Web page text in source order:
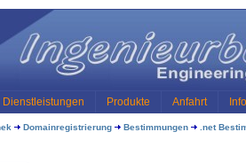
Dienstleistungen Produkte Anfahrt
Domainregistrierung Bestimmungen .net